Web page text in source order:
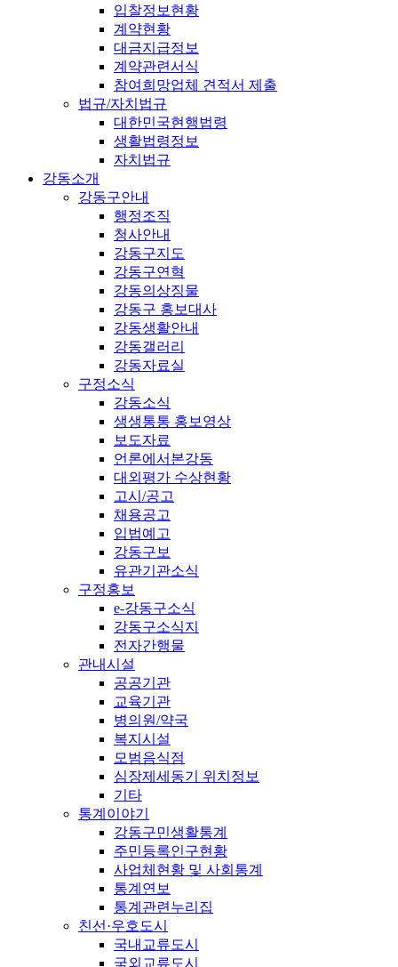
입찰정보현황
계약현황
대금지급정보
계약관련서식
참여희망업체 견적서 제출
법규/자치법규
대한민국현행법령
생활법령정보
자치법규
강동소개
강동구안내
행정조직
청사안내
강동구지도
강동구연혁
강동의상징물
강동구 홍보대사
강동생활안내
강동갤러리
강동자료실
구정소식
강동소식
생생통통 홍보영상
보도자료
언론에서본강동
대외평가 수상현황
고시/공고
채용공고
입법예고
강동구보
유관기관소식
구정홍보
e-강동구소식
강동구소식지
전자간행물
관내시설
공공기관
교육기관
병의원/약국
복지시설
모범음식점
심장제세동기 위치정보
기타
통계이야기
강동구민생활통계
주민등록인구현황
사업체현황 및 사회통계
통계연보
통계관련누리집
친선·우호도시
국내교류도시
국외교류도시